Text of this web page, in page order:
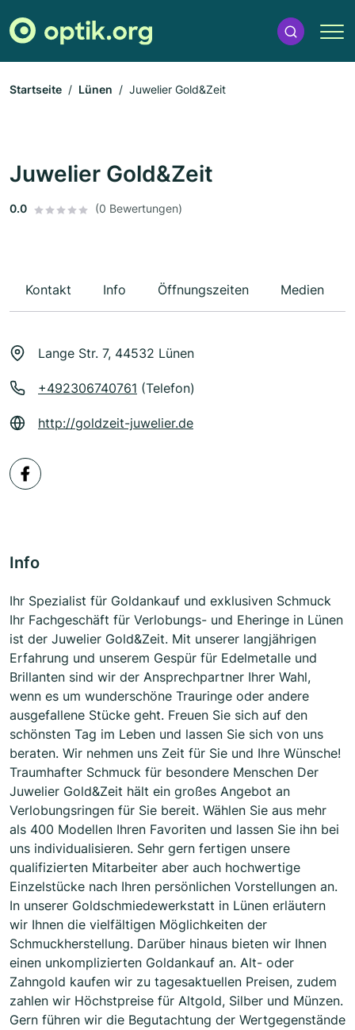
Startseite Lünen Juwelier Gold&Zeit
Juwelier Gold&Zeit
0.0 (0 Bewertungen)
Kontakt Info Öffnungszeiten Medien
Lange Str. 7, 44532 Lünen
+492306740761 (Telefon)
http://goldzeit-juwelier.de
Info
Ihr Spezialist für Goldankauf und exklusiven Schmuck
Ihr Fachgeschäft für Verlobungs- und Eheringe in Lünen
ist der Juwelier Gold&Zeit. Mit unserer langjährigen
Erfahrung und unserem Gespür für Edelmetalle und
Brillanten sind wir der Ansprechpartner Ihrer Wahl,
wenn es um wunderschöne Trauringe oder andere
ausgefallene Stücke geht. Freuen Sie sich auf den
schönsten Tag im Leben und lassen Sie sich von uns
beraten. Wir nehmen uns Zeit für Sie und Ihre Wünsche!
Traumhafter Schmuck für besondere Menschen Der
Juwelier Gold&Zeit hält ein großes Angebot an
Verlobungsringen für Sie bereit. Wählen Sie aus mehr
als 400 Modellen Ihren Favoriten und lassen Sie ihn bei
uns individualisieren. Sehr gern fertigen unsere
qualifizierten Mitarbeiter aber auch hochwertige
Einzelstücke nach Ihren persönlichen Vorstellungen an.
In unserer Goldschmiedewerkstatt in Lünen erläutern
wir Ihnen die vielfältigen Möglichkeiten der
Schmuckherstellung. Darüber hinaus bieten wir Ihnen
einen unkomplizierten Goldankauf an. Alt- oder
Zahngold kaufen wir zu tagesaktuellen Preisen, zudem
zahlen wir Höchstpreise für Altgold, Silber und Münzen.
Gern führen wir die Begutachtung der Wertgegenstände